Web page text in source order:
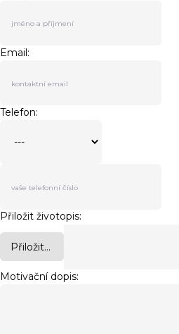
Email:
Telefon:
Přiložit životopis:
Přiložit...
Motivační dopis: